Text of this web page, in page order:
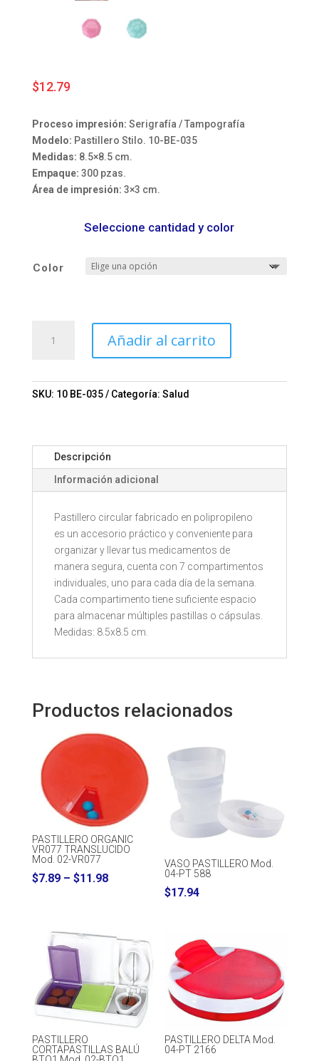
$12.79
Proceso impresión: Serigrafía / Tampografía
Modelo: Pastillero Stilo. 10-BE-035
Medidas: 8.5×8.5 cm.
Empaque: 300 pzas.
Área de impresión: 3×3 cm.
Seleccione cantidad y color
Color
Stilo.
BE-
Añadir al carrito
SKU: 10 BE-035 Categoría: Salud
Descripción
Información adicional
Pastillero circular fabricado en polipropileno
es un accesorio práctico y conveniente para
organizar y llevar tus medicamentos de
manera segura, cuenta con 7 compartimentos
individuales, uno para cada día de la semana.
Cada compartimento tiene suficiente espacio
para almacenar múltiples pastillas o cápsulas.
Medidas: 8.5x8.5 cm.
Productos relacionados
PASTILLERO ORGANIC
VR077 TRANSLUCIDO
Mod. 02-VR077
$7.89 – $11.98Price
through
$11.98
VASO PASTILLERO Mod.
04-PT 588
$17.94
PASTILLERO
CORTAPASTILLAS BALÚ
PASTILLERO DELTA Mod.
04-PT 2166